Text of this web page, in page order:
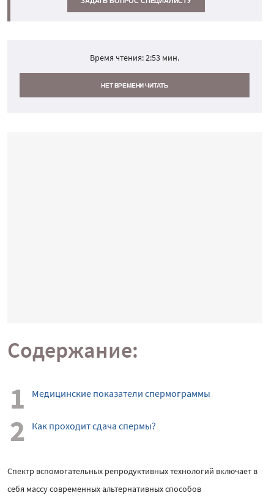
Время чтения:2:53 мин.
НЕТ ВРЕМЕНИ ЧИТАТЬ
Содержание:
Медицинские показатели спермограммы
Как проходит сдача спермы?
Спектр вспомогательных репродуктивных технологий включает в
себя массу современных альтернативных способов